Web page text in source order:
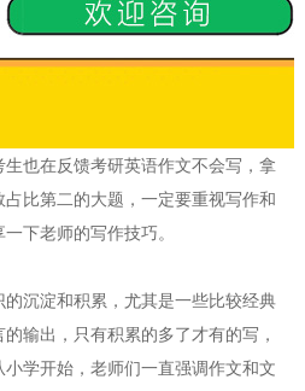
也在反馈考研英语作文不会写，拿
比第二的大题，一定要重视写作和
下老师的写作技巧。
沉淀和积累，尤其是一些比较经典
输出，只有积累的多了才有的写，
学开始，老师们一直强调作文和文